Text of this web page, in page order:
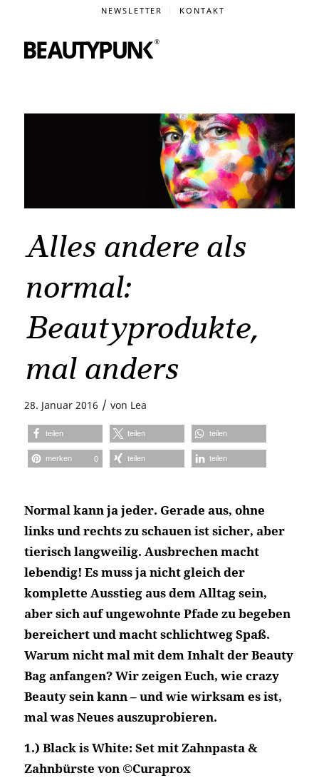
NEWSLETTER KONTAKT
Alles andere als
normal:
Beautyprodukte,
mal anders
28. Januar 2016 / von Lea
teilen teilen teilen
merken 0 teilen teilen
Normal kann ja jeder. Gerade aus, ohne
links und rechts zu schauen ist sicher, aber
tierisch langweilig. Ausbrechen macht
lebendig! Es muss ja nicht gleich der
komplette Ausstieg aus dem Alltag sein,
aber sich auf ungewohnte Pfade zu begeben
bereichert und macht schlichtweg Spaß.
Warum nicht mal mit dem Inhalt der Beauty
Bag anfangen? Wir zeigen Euch, wie crazy
Beauty sein kann – und wie wirksam es ist,
mal was Neues auszuprobieren.
1.) Black is White: Set mit Zahnpasta &
Zahnbürste von ©Curaprox